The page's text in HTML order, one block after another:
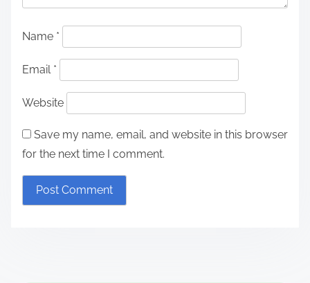
Name *
Email *
Website
Save my name, email, and website in this browser
for the next time I comment.